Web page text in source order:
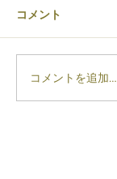
コメント
コメントを追加…